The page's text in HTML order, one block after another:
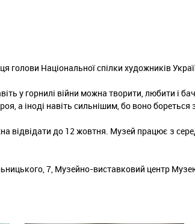
голови Національної спілки художників
у горнилі війни можна творити, любити і
а іноді навіть сильнішим, бо воно бореться
відвідати до 12 жовтня. Музей працює з
7, Музейно-виставковий центр Музею